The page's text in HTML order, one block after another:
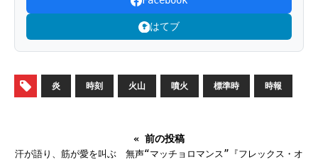
はてブ
炎 時刻 火山 噴火 標準時 時報
« 前の投稿
汗が語り、筋が愛を叫ぶ 無声“マッチョロマンス”『フレックス・オ